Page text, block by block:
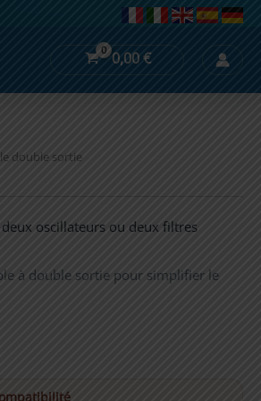
0,00€
double sortie
oscillateurs ou deux filtres
à double sortie pour simplifier le